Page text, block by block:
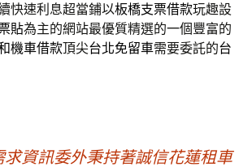
快速利息超當鋪以板橋支票借款玩趣設
貼為主的網站最優質精選的一個豐富的
機車借款頂尖台北免留車需要委託的台
求資訊委外秉持著誠信花蓮租車